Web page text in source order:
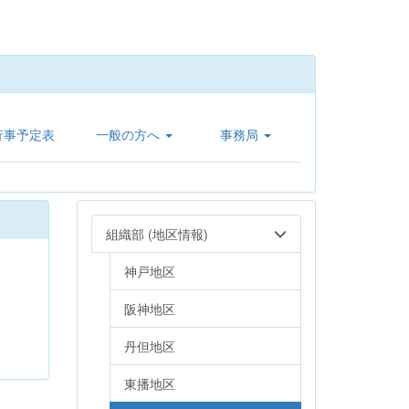
事予定表 一般の方へ 事務局
組織部 (地区情報)
神戸地区
阪神地区
丹但地区
東播地区